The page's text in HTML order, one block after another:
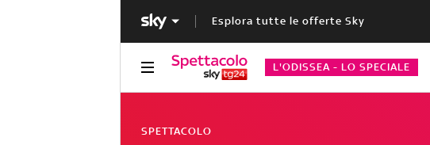
Esplora tutte le offerte Sky
L'ODISSEA - LO SPECIALE
SPETTACOLO